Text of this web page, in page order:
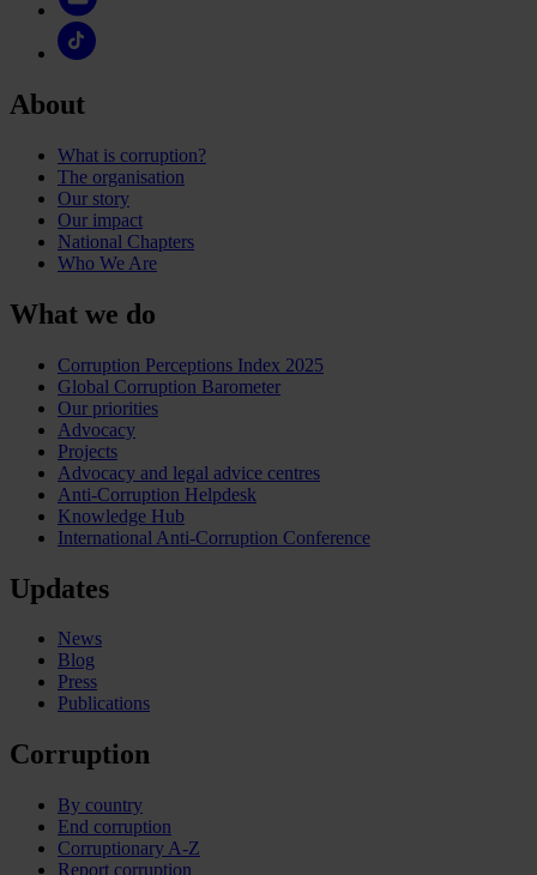
About
What is corruption?
The organisation
Our story
Our impact
National Chapters
Who We Are
What we do
Corruption Perceptions Index 2025
Global Corruption Barometer
Our priorities
Advocacy
Projects
Advocacy and legal advice centres
Anti-Corruption Helpdesk
Knowledge Hub
International Anti-Corruption Conference
Updates
News
Blog
Press
Publications
Corruption
By country
End corruption
Corruptionary A-Z
Report corruption